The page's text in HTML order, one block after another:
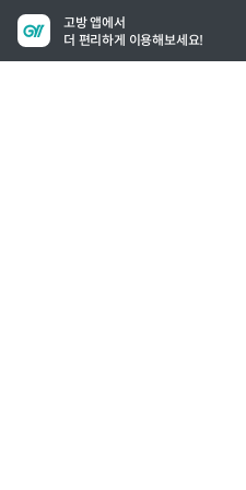
고방 앱에서
더 편리하게 이용해보세요!